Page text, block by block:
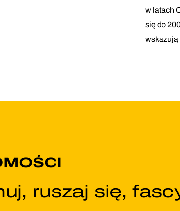
w latach
się do
wskazują
ruszaj się,